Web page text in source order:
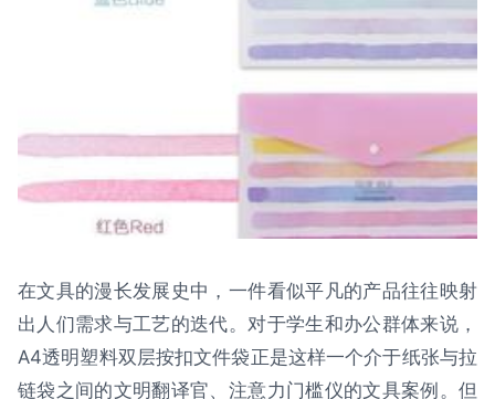
在文具的漫长发展史中，一件看似平凡的产品往往映射
出人们需求与工艺的迭代。对于学生和办公群体来说，
A4透明塑料双层按扣文件袋正是这样一个介于纸张与拉
链袋之间的文明翻译官、注意力门槛仪的文具案例。但